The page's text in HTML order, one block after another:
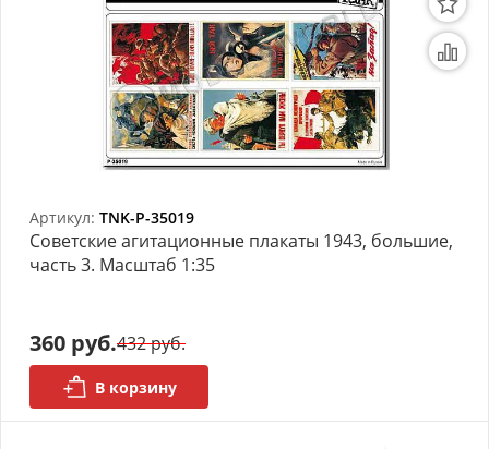
Артикул: TNK-P-35019
Советские агитационные плакаты 1943, большие,
часть 3. Масштаб 1:35
360 руб.432 руб.
В корзину